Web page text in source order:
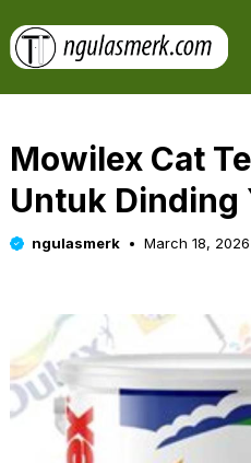
Mowilex Cat
Untuk Dinding
ngulasmerk March 18, 2026